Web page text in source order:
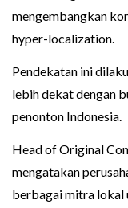
mengembangkan
hyper-localization.
Pendekatan ini
lebih dekat dengan
penonton Indonesia.
Head of Original
mengatakan
berbagai mitra lokal